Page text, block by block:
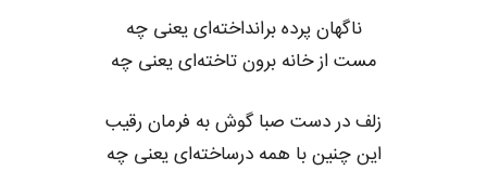
ناگهان پرده برانداخته‌ای یعنی چه
مست از خانه برون تاخته‌ای یعنی چه
زلف در دست صبا گوش به فرمان رقیب
این چنین با همه درساخته‌ای یعنی چه